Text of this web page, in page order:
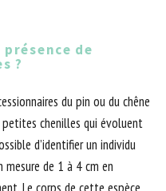
de
?
du pin ou du chêne
chenilles qui évoluent
d’identifier un individu
mesure de 1 à 4 cm en